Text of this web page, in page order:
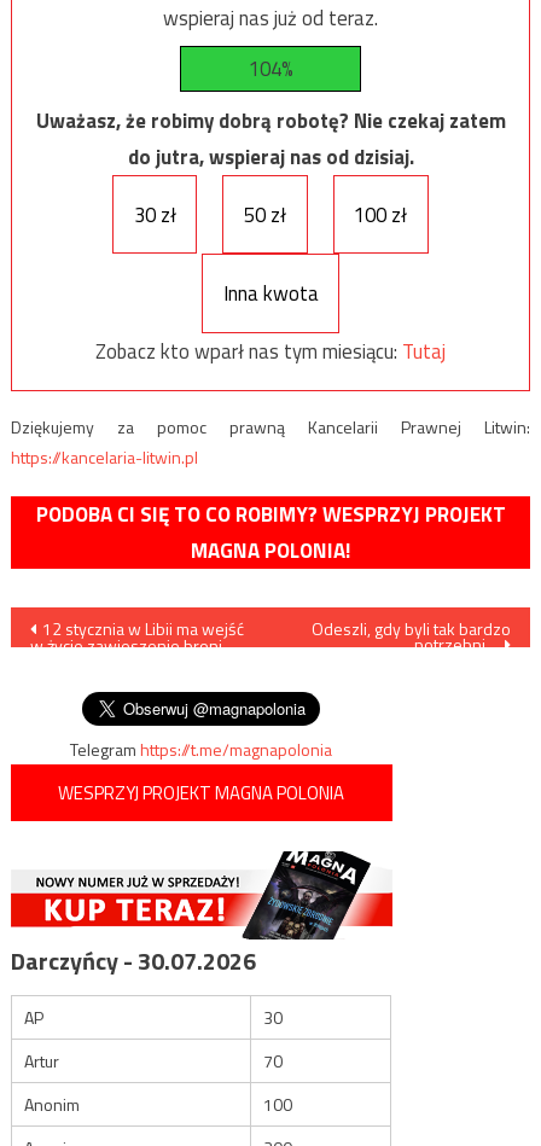
wspieraj nas już od teraz.
104%
Uważasz, że robimy dobrą robotę? Nie czekaj zatem
do jutra, wspieraj nas od dzisiaj.
30 zł
50 zł 100 zł
Inna kwota
Zobacz kto wparł nas tym miesiącu: Tutaj
Dziękujemy za pomoc prawną Kancelarii Prawnej Litwin:
https://kancelaria-litwin.pl
PODOBA CI SIĘ TO CO ROBIMY? WESPRZYJ PROJEKT
MAGNA POLONIA!
Nawigacja
12 stycznia w Libii ma wejść
w życie zawieszenie broni
Odeszli, gdy byli tak bardzo
potrzebni…
Telegramhttps://t.me/magnapolonia
WESPRZYJ PROJEKT MAGNA POLONIA
Darczyńcy - 30.07.2026
AP
30
Artur
70
Anonim
100